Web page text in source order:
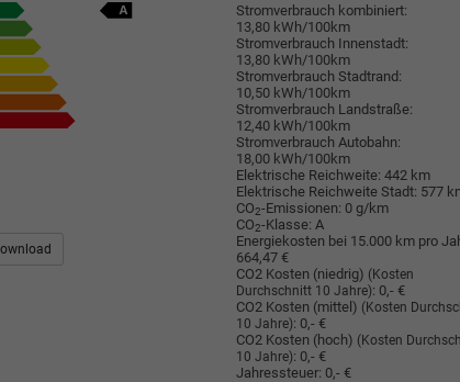
Stromverbrauch kombiniert:
13,80 kWh/100km
Stromverbrauch Innenstadt:
13,80 kWh/100km
Stromverbrauch Stadtrand:
10,50 kWh/100km
Stromverbrauch Landstraße:
12,40 kWh/100km
Stromverbrauch Autobahn:
18,00 kWh/100km
Elektrische Reichweite: 442 km
Elektrische Reichweite Stadt: 577
CO2-Emissionen: 0 g/km
CO2-Klasse: A
Energiekosten bei 15.000 km pro
664,47 €
CO2 Kosten (niedrig) (Kosten
Durchschnitt 10 Jahre): 0,- €
CO2 Kosten (mittel) (Kosten
10 Jahre): 0,- €
CO2 Kosten (hoch) (Kosten
10 Jahre): 0,- €
Jahressteuer: 0,- €